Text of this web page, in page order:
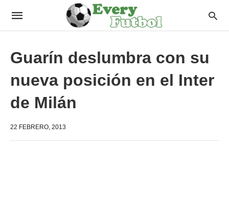
Guarín deslumbra con su
nueva posición en el Inter
de Milán
22 FEBRERO, 2013